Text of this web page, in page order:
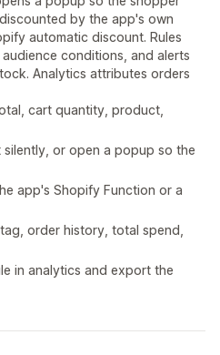
by the app's own
automatic discount. Rules
conditions, and alerts
Analytics attributes orders
cart quantity, product,
or open a popup so the
app's Shopify Function or a
order history, total spend,
in analytics and export the